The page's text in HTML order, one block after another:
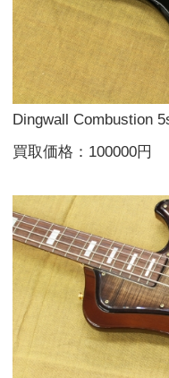
Dingwall Combustion
買取価格：100000円